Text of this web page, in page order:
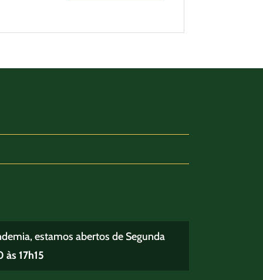
estamos abertos de Segunda
17h15